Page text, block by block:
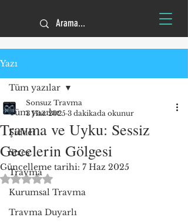
Yazı
Tüm yazılar
Şiddet
Stres
Travma
Kurumsal Travma
Travma Duyarlı
Tüm yazılar
Travma ve Uyku: Sessiz
Gecelerin Gölgesi
Sonsuz Travma
3 Haz 2025 3 dakikada okunur
Güncelleme tarihi: 7 Haz 2025
5 üzerinden NaN yıldız